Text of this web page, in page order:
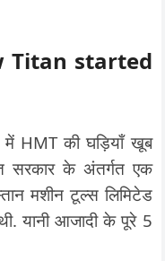
Titan started
HMT की घड़ियाँ खूब
सरकार के अंतर्गत एक
मशीन टूल्स लिमिटेड
यानी आजादी के पूरे 5